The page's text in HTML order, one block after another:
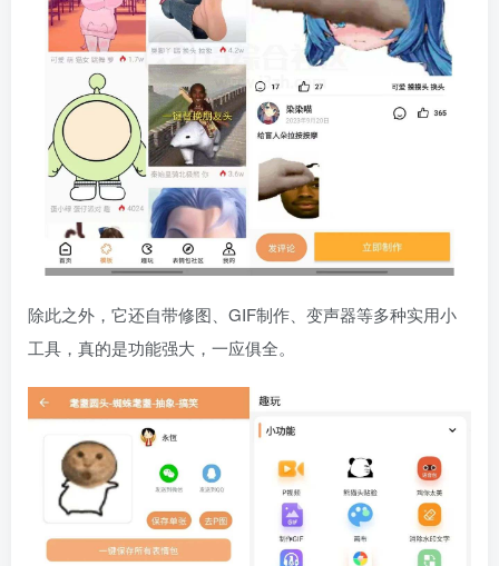
除此之外，它还自带修图、GIF制作、变声器等多种实用小
工具，真的是功能强大，一应俱全。